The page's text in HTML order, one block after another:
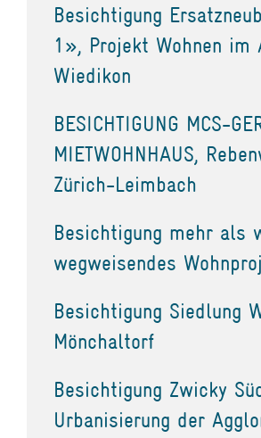
Besichtigung
1», Projekt Wohnen im
Wiedikon
BESICHTIGUNG MCS-
MIETWOHNHAUS,
Zürich-Leimbach
Besichtigung mehr als
wegweisendes
Besichtigung Siedlung
Mönchaltorf
Besichtigung Zwicky
Urbanisierung der